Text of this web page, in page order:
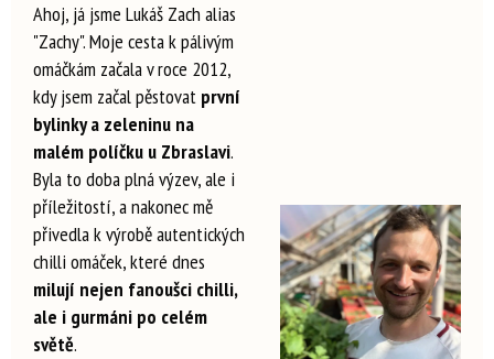
Ahoj, já jsme Lukáš Zach alias
"Zachy". Moje cesta k pálivým
omáčkám začala v roce 2012,
kdy jsem začal pěstovat první
bylinky a zeleninu na
malém políčku u Zbraslavi.
Byla to doba plná výzev, ale i
příležitostí, a nakonec mě
přivedla k výrobě autentických
chilli omáček, které dnes
milují nejen fanoušci chilli,
ale i gurmáni po celém
světě.